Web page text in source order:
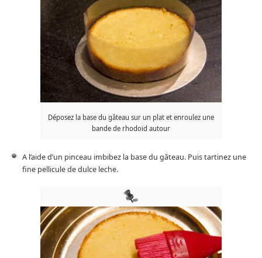
Déposez la base du gâteau sur un plat et enroulez une
bande de rhodoïd autour
A l’aide d’un pinceau imbibez la base du gâteau. Puis tartinez une
fine pellicule de dulce leche.